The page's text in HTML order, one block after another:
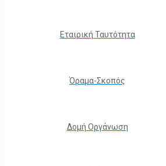
Εταιρική Ταυτότητα
Όραμα-Σκοπός
Δομή Οργάνωση